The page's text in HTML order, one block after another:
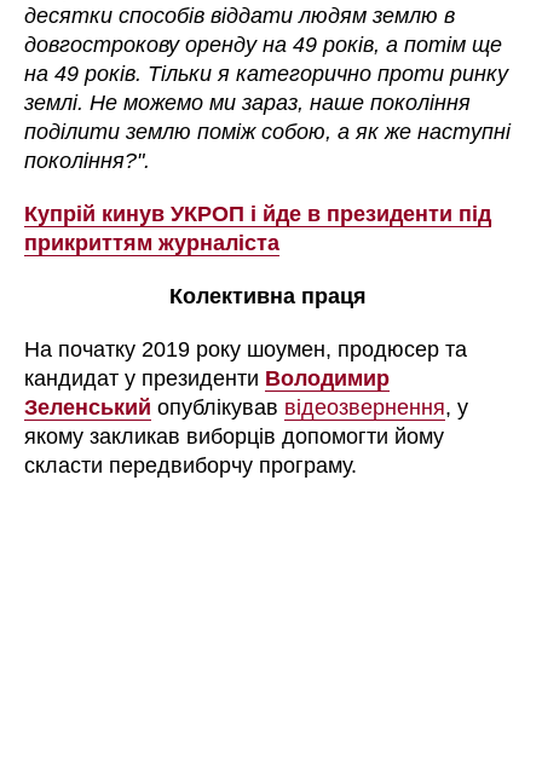
десятки способів віддати людям землю в
довгострокову оренду на 49 років, а потім ще
на 49 років. Тільки я категорично проти ринку
землі. Не можемо ми зараз, наше покоління
поділити землю поміж собою, а як же наступні
покоління?".
Купрій кинув УКРОП і йде в президенти під
прикриттям журналіста
Колективна праця
На початку 2019 року шоумен, продюсер та
кандидат у президенти Володимир
Зеленський опублікував відеозвернення, у
якому закликав виборців допомогти йому
скласти передвиборчу програму.